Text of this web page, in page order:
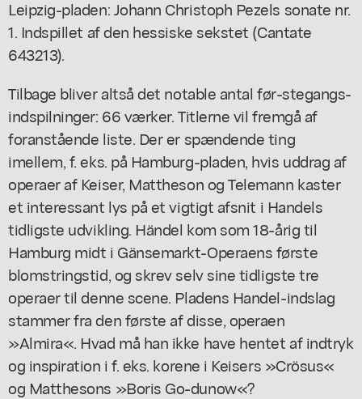
Leipzig-pladen: Johann Christoph Pezels sonate nr.
1. Indspillet af den hessiske sekstet (Cantate
643213).
Tilbage bliver altså det notable antal før-stegangs-
indspilninger: 66 værker. Titlerne vil fremgå af
foranstående liste. Der er spændende ting
imellem, f. eks. på Hamburg-pladen, hvis uddrag af
operaer af Keiser, Mattheson og Telemann kaster
et interessant lys på et vigtigt afsnit i Handels
tidligste udvikling. Händel kom som 18-årig til
Hamburg midt i Gänsemarkt-Operaens første
blomstringstid, og skrev selv sine tidligste tre
operaer til denne scene. Pladens Handel-indslag
stammer fra den første af disse, operaen
»Almira«. Hvad må han ikke have hentet af indtryk
og inspiration i f. eks. korene i Keisers »Crösus«
og Matthesons »Boris Go-dunow«?